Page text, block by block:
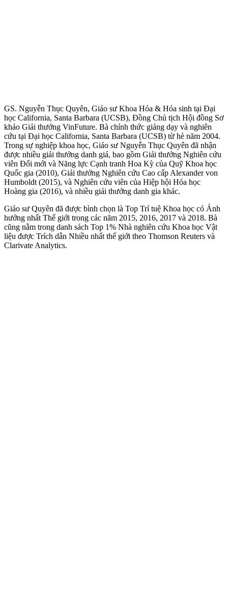
GS. Nguyễn Thục Quyên, Giáo sư Khoa Hóa & Hóa sinh tại Đại
học California, Santa Barbara (UCSB), Đồng Chủ tịch Hội đồng Sơ
khảo Giải thưởng VinFuture. Bà chính thức giảng dạy và nghiên
cứu tại Đại học California, Santa Barbara (UCSB) từ hè năm 2004.
Trong sự nghiệp khoa học, Giáo sư Nguyễn Thục Quyên đã nhận
được nhiều giải thưởng danh giá, bao gồm Giải thưởng Nghiên cứu
viên Đổi mới và Năng lực Cạnh tranh Hoa Kỳ của Quỹ Khoa học
Quốc gia (2010), Giải thưởng Nghiên cứu Cao cấp Alexander von
Humboldt (2015), và Nghiên cứu viên của Hiệp hội Hóa học
Hoàng gia (2016), và nhiều giải thưởng danh gia khác.
Giáo sư Quyên đã được bình chọn là Top Trí tuệ Khoa học có Ảnh
hưởng nhất Thế giới trong các năm 2015, 2016, 2017 và 2018. Bà
cũng nằm trong danh sách Top 1% Nhà nghiên cứu Khoa học Vật
liệu được Trích dẫn Nhiều nhất thế giới theo Thomson Reuters và
Clarivate Analytics.